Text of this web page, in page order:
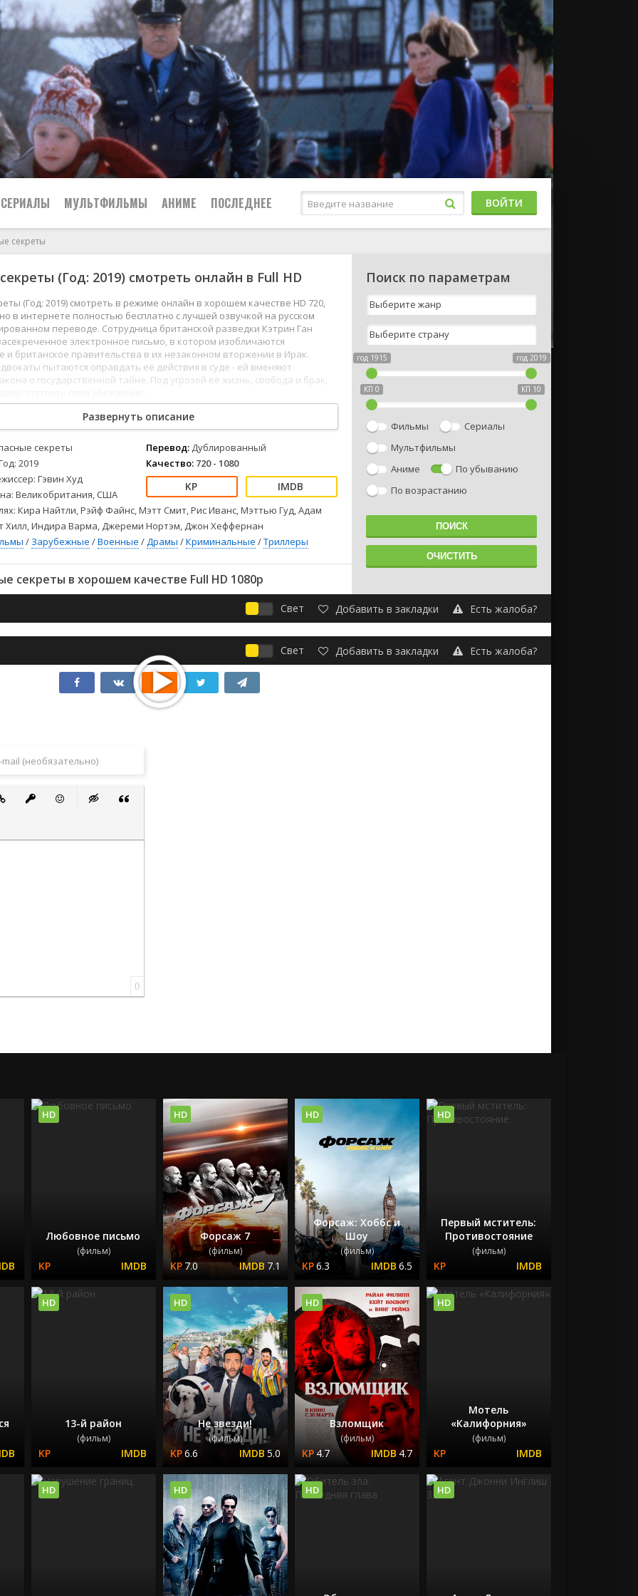
Боевики
Военные
Детективы
Детские
Драмы
Комедии
Мелодрамы
Приключения
Семейные
Спорт
Триллеры
Ужасы
СЕРИАЛЫ МУЛЬТФИЛЬМЫ АНИМЕ ПОСЛЕДНЕЕ
2024
2023
2022
2021
Зарубежные
Фильмы из соцетей
ВОЙТИ
секреты
(Год: 2019) смотреть онлайн в Full HD
(Год: 2019) смотреть в режиме онлайн в хорошем качестве HD 720,
в интернете полностью бесплатно с лучшей озвучкой на русском
переводе. Сотрудница британской разведки Кэтрин Ган
электронное письмо, в котором изобличаются
и британское правительства в их незаконном вторжении в Ирак.
пытаются оправдать её действия в суде - ей вменяют
о государственной тайне. Под угрозой её жизнь, свобода и брак,
Развернуть описание
секреты
2019
Гэвин Худ
Великобритания, США
Перевод: Дублированный
Качество: 720 - 1080
Кира Найтли, Рэйф Файнс, Мэтт Смит, Рис Иванс, Мэттью Гуд, Адам
Хилл, Индира Варма, Джереми Нортэм, Джон Хеффернан
/ Зарубежные /Военные /Драмы /Криминальные /Триллеры
секреты в хорошем качестве Full HD 1080p
Поиск по параметрам
год 1915 год 2019
КП 0 КП 10
Фильмы
Сериалы
Мультфильмы
Аниме
По убыванию
По возрастанию
Свет Добавить в закладки Есть жалоба?
Свет Добавить в закладки Есть жалоба?
0
Любовное письмо
(фильм)
HD
Форсаж 7
(фильм)
7.0 7.1
HD
Форсаж: Хоббс и
Шоу
(фильм)
6.3 6.5
HD
Первый мститель:
Противостояние
(фильм)
HD
13-й район
(фильм)
HD
Не звезди!
(фильм)
6.6 5.0
HD
Взломщик
(фильм)
4.7 4.7
HD
Мотель
«Калифорния»
(фильм)
HD
HD HD HD HD